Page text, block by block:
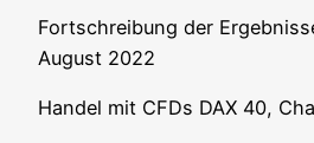
Fort­schrei­bung der
August 2022
Han­del mit CFDs DAX 40,